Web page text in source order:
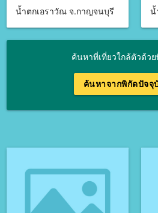
น้ำตกเอราวัณ จ.กาญจนบุรี น้
ค้นหาที่เที่ยวใกล้ตัวด้ว
ค้นหาจากพิกัดปัจจุ